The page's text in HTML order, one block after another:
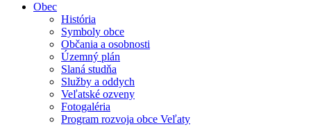
Obec
História
Symboly obce
Občania a osobnosti
Územný plán
Slaná studňa
Služby a oddych
Veľatské ozveny
Fotogaléria
Program rozvoja obce Veľaty